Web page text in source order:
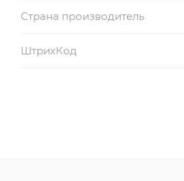
Страна производитель
ШтрихКод